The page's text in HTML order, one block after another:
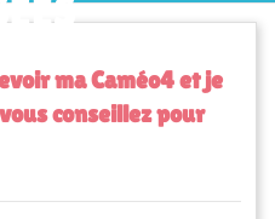
ma Caméo4 et je
conseillez pour